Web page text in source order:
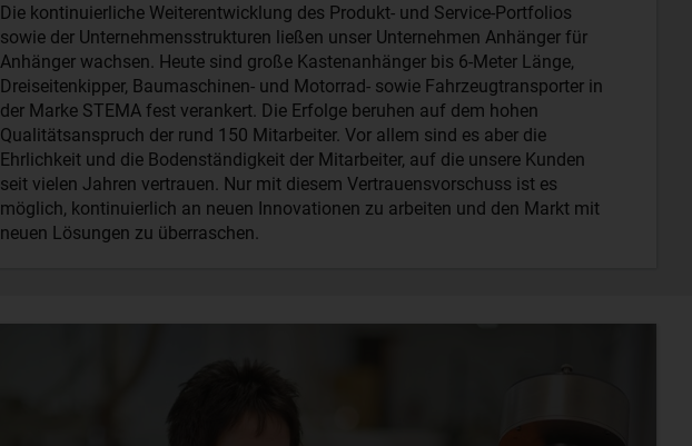
Die kontinuierliche Weiterentwicklung des Produkt- und Service-Portfolios
sowie der Unternehmensstrukturen ließen unser Unternehmen Anhänger für
Anhänger wachsen. Heute sind große Kastenanhänger bis 6-Meter Länge,
Dreiseitenkipper, Baumaschinen- und Motorrad- sowie Fahrzeugtransporter in
der Marke STEMA fest verankert. Die Erfolge beruhen auf dem hohen
Qualitätsanspruch der rund 150 Mitarbeiter. Vor allem sind es aber die
Ehrlichkeit und die Bodenständigkeit der Mitarbeiter, auf die unsere Kunden
seit vielen Jahren vertrauen. Nur mit diesem Vertrauensvorschuss ist es
möglich, kontinuierlich an neuen Innovationen zu arbeiten und den Markt mit
neuen Lösungen zu überraschen.